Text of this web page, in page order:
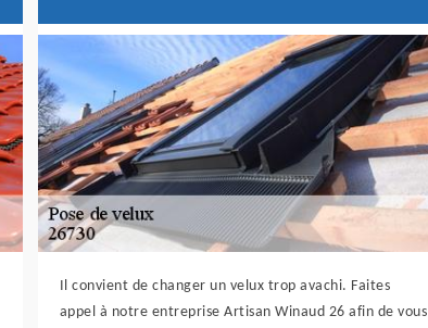
Il convient de changer un velux trop avachi. Faites
appel à notre entreprise Artisan Winaud 26 afin de vous